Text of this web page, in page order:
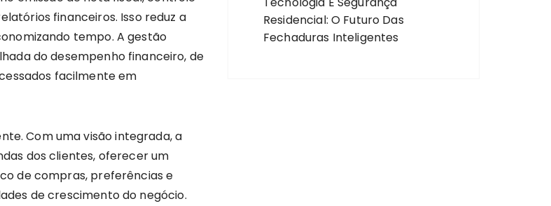
financeiros. Isso reduz a
tempo. A gestão
do desempenho financeiro, de
facilmente em
Com uma visão integrada, a
dos clientes, oferecer um
de compras, preferências e
de crescimento do negócio.
Residencial: O Futuro Das
Fechaduras Inteligentes